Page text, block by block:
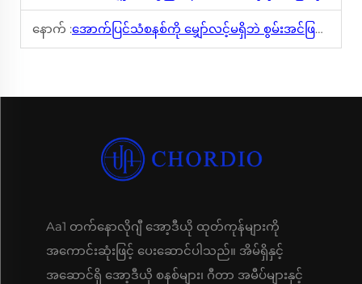
နောက် :အောက်ပြင်သံစနစ်ကို မျှော်လင့်မရှိဘဲ စွမ်းအင်ဖြည့်သုံးခြင်း?
Aa1 တက်နောလိုဂျီ အော့ဒီယို ထုတ်ကုန်များကို
အကောင်းဆုံးဖြင့် ပေးဆောင်ပါသည်။ အိမ်ရှိနှင့်
အဆောင်ရှိ အော့ဒီယို စနစ်များ၊ ဂီတာ အမီပ်များနှင့်